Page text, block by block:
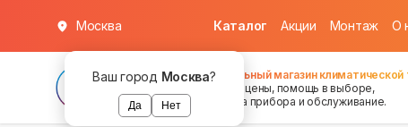
Ваш город Москва?
Да Нет
Москва Каталог Акции Монтаж О
Федеральный магазин климатической
хорошие цены, помощь в выборе,
установка прибора и обслуживание.
в наличии
в наличии